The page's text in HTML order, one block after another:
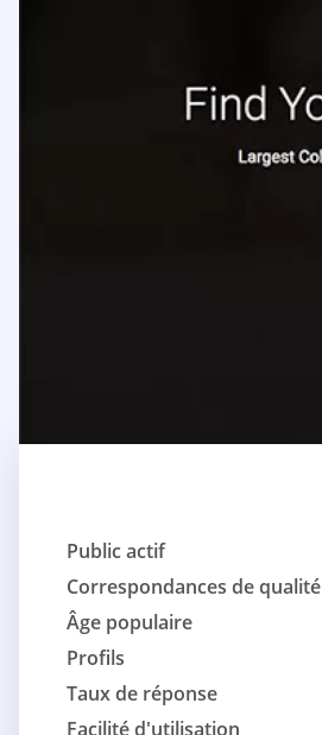
Public actif
Correspondances de qualité
Âge populaire
Profils
Taux de réponse
Facilité d'utilisation